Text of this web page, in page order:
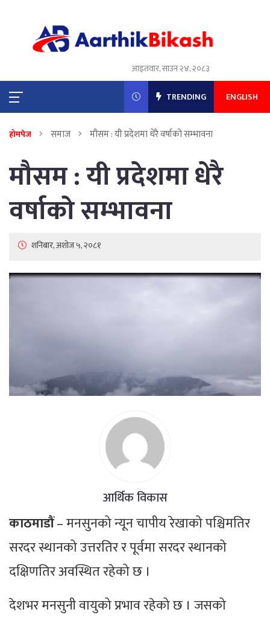
आइतवार, साउन २४, २०८३
TRENDING ENGLISH
होमपेज समाज मौसम : यी प्रदेशमा धेरै वर्षाको सम्भावना
मौसम : यी प्रदेशमा धेरै
वर्षाको सम्भावना
शनिबार, अशोज ५, २०८१
आर्थिक विकास
काठमाडौं– मनसुनको न्यून चापीय रेखाको पश्चिमतिर
सरदर स्थानको उत्तरतिर र पूर्वमा सरदर स्थानको
दक्षिणतिर अवस्थित रहेको छ ।
देशभर मनसुनी वायुको प्रभाव रहेको छ । जसको